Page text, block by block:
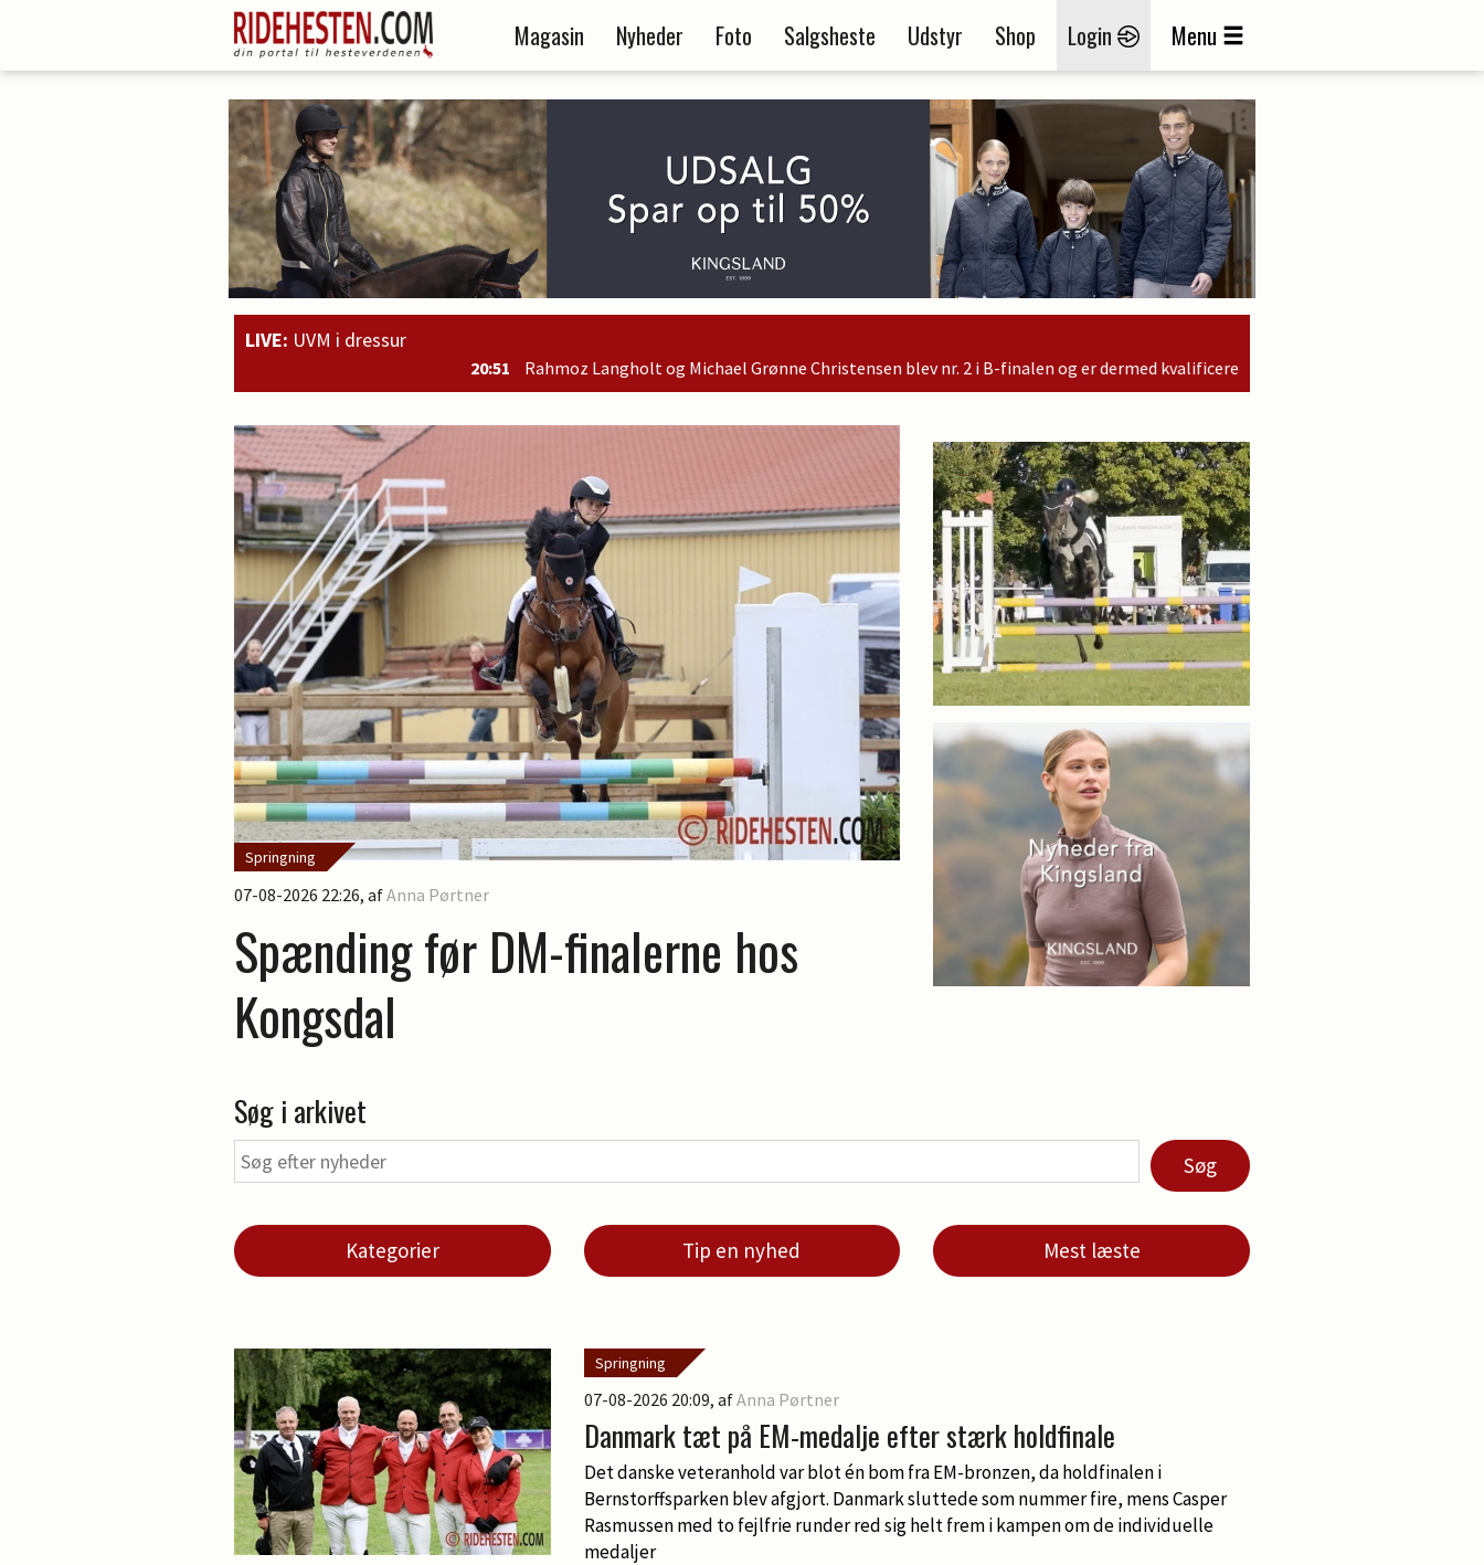
Magasin Nyheder Foto Salgsheste Udstyr Shop Login Menu
LIVE: UVM i dressur
Rahmoz Langholt og Michael Grønne Christensen blev nr. 2 i B-finalen og er dermed kvalificeret til søndagens finale
Springning
07-08-2026 22:26, afAnna Pørtner
Spænding før DM-finalerne hos
Kongsdal
Søg i arkivet
Søg
Kategorier Tip en nyhed Mest læste
Springning
07-08-2026 20:09, afAnna Pørtner
Danmark tæt på EM-medalje efter stærk holdfinale
Det danske veteranhold var blot én bom fra EM-bronzen, da holdfinalen i
Bernstorffsparken blev afgjort. Danmark sluttede som nummer fire, mens Casper
Rasmussen med to fejlfrie runder red sig helt frem i kampen om de individuelle
medaljer